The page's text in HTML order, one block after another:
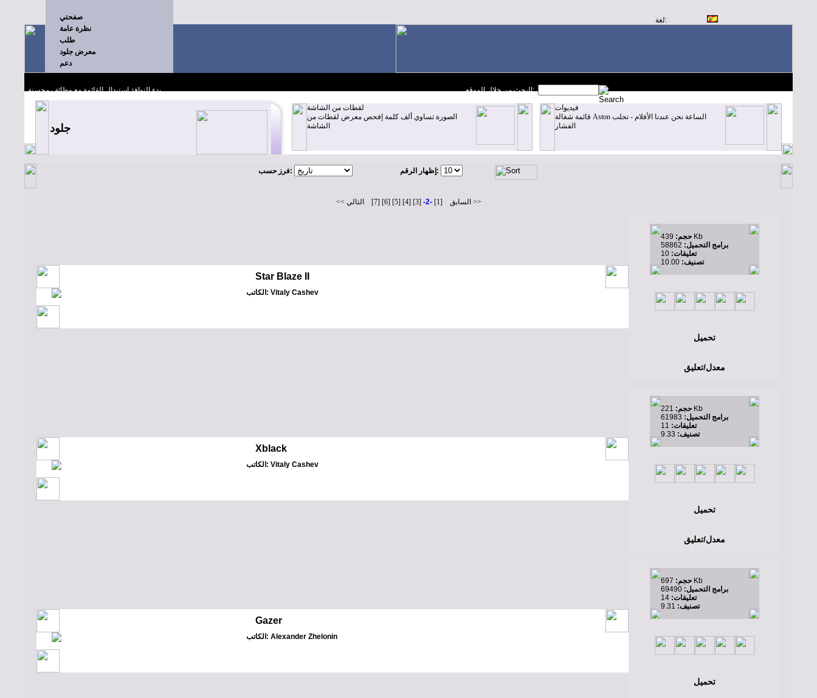
صفحتي
نظرة عامة
طلب
معرض جلود
دعم
لغة:
بدء النوافذ استبدال القائمة مع وظائف محسنة البحث من خلال الموقع:
جلود
لقطات من الشاشة
الصورة تساوي ألف كلمة إفحص معرض لقطات من
الشاشة
فيديوات
قائمة شغالة Aston الساعة نحن عندنا الأفلام - تجلب
الفشار
فرز حسب: إظهار الرقم:
<< السابق [1]
-2-
[3]
[4]
[5]
[6]
[7] التالي >>
Star Blaze II
الكاتب: Vitaly Cashev
حجم: 439 Kb
برامج التحميل:
تعليقات:
تصنيف:
تحميل
معدل/تعليق
Xblack
الكاتب: Vitaly Cashev
حجم: 221 Kb
برامج التحميل:
تعليقات:
تصنيف:
تحميل
معدل/تعليق
Gazer
الكاتب: Alexander Zhelonin
حجم: 697 Kb
برامج التحميل:
تعليقات:
تصنيف:
تحميل